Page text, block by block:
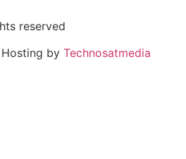
reserved
by Technosatmedia